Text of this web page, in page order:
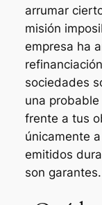
arrumar
misión
empresa ha
sociedades
una
frente a tus
únicamente
emitidos
son garantes.